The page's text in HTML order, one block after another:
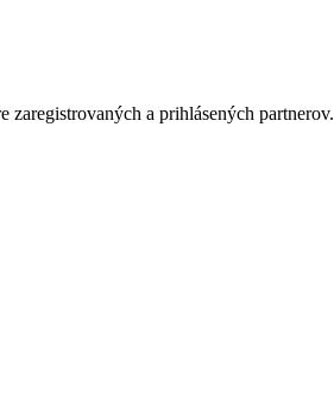
zaregistrovaných a prihlásených partnerov.